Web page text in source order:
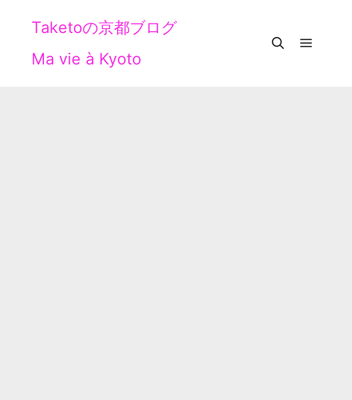
Taketoの京都ブログ
Ma vie à Kyoto